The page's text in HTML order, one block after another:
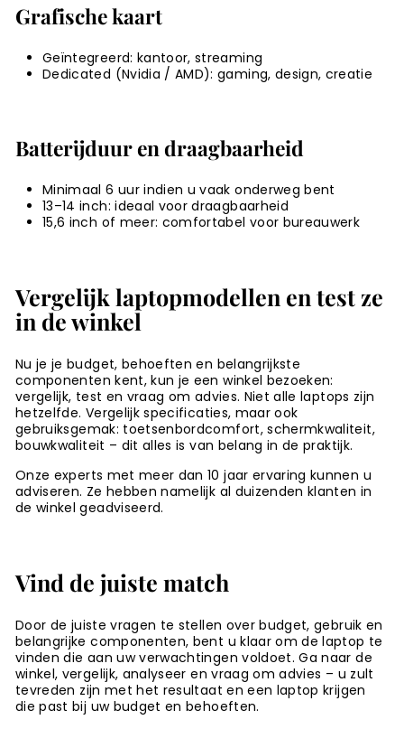
Grafische kaart
Geïntegreerd: kantoor, streaming
Dedicated (Nvidia / AMD): gaming, design, creatie
Batterijduur en draagbaarheid
Minimaal 6 uur indien u vaak onderweg bent
13–14 inch: ideaal voor draagbaarheid
15,6 inch of meer: comfortabel voor bureauwerk
Vergelijk laptopmodellen en test ze
in de winkel
Nu je je budget, behoeften en belangrijkste
componenten kent, kun je een winkel bezoeken:
vergelijk, test en vraag om advies. Niet alle laptops zijn
hetzelfde. Vergelijk specificaties, maar ook
gebruiksgemak: toetsenbordcomfort, schermkwaliteit,
bouwkwaliteit – dit alles is van belang in de praktijk.
Onze experts met meer dan 10 jaar ervaring kunnen u
adviseren. Ze hebben namelijk al duizenden klanten in
de winkel geadviseerd.
Vind de juiste match
Door de juiste vragen te stellen over budget, gebruik en
belangrijke componenten, bent u klaar om de laptop te
vinden die aan uw verwachtingen voldoet. Ga naar de
winkel, vergelijk, analyseer en vraag om advies – u zult
tevreden zijn met het resultaat en een laptop krijgen
die past bij uw budget en behoeften.